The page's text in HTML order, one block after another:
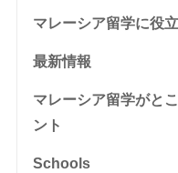
マレーシア留学に役
最新情報
マレーシア留学がと
ント
Schools